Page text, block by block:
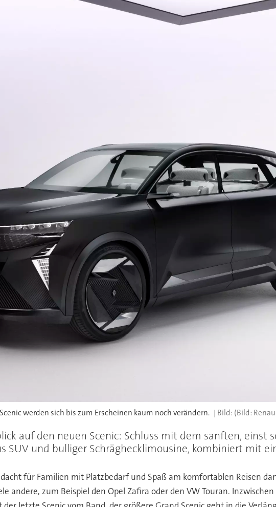
werden sich bis zum Erscheinen kaum noch verändern. (Bild:
auf den neuen Scenic: Schluss mit dem sanften, einst
SUV und bulliger Schräghecklimousine, kombiniert mit
für Familien mit Platzbedarf und Spaß am komfortablen Reisen
andere, zum Beispiel den Opel Zafira oder den VW Touran.